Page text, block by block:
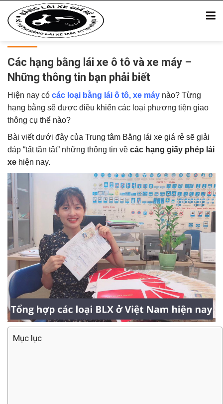
Các hạng bằng lái xe ô tô và xe máy –
Những thông tin bạn phải biết
Hiện nay có các loại bằng lái ô tô, xe máy nào? Từng
hạng bằng sẽ được điều khiển các loại phương tiện giao
thông cụ thể nào?
Bài viết dưới đây của Trung tâm Bằng lái xe giá rẻ sẽ giải
đáp “tất tần tật” những thông tin về các hạng giấy phép lái
xe hiện nay.
Mục lục